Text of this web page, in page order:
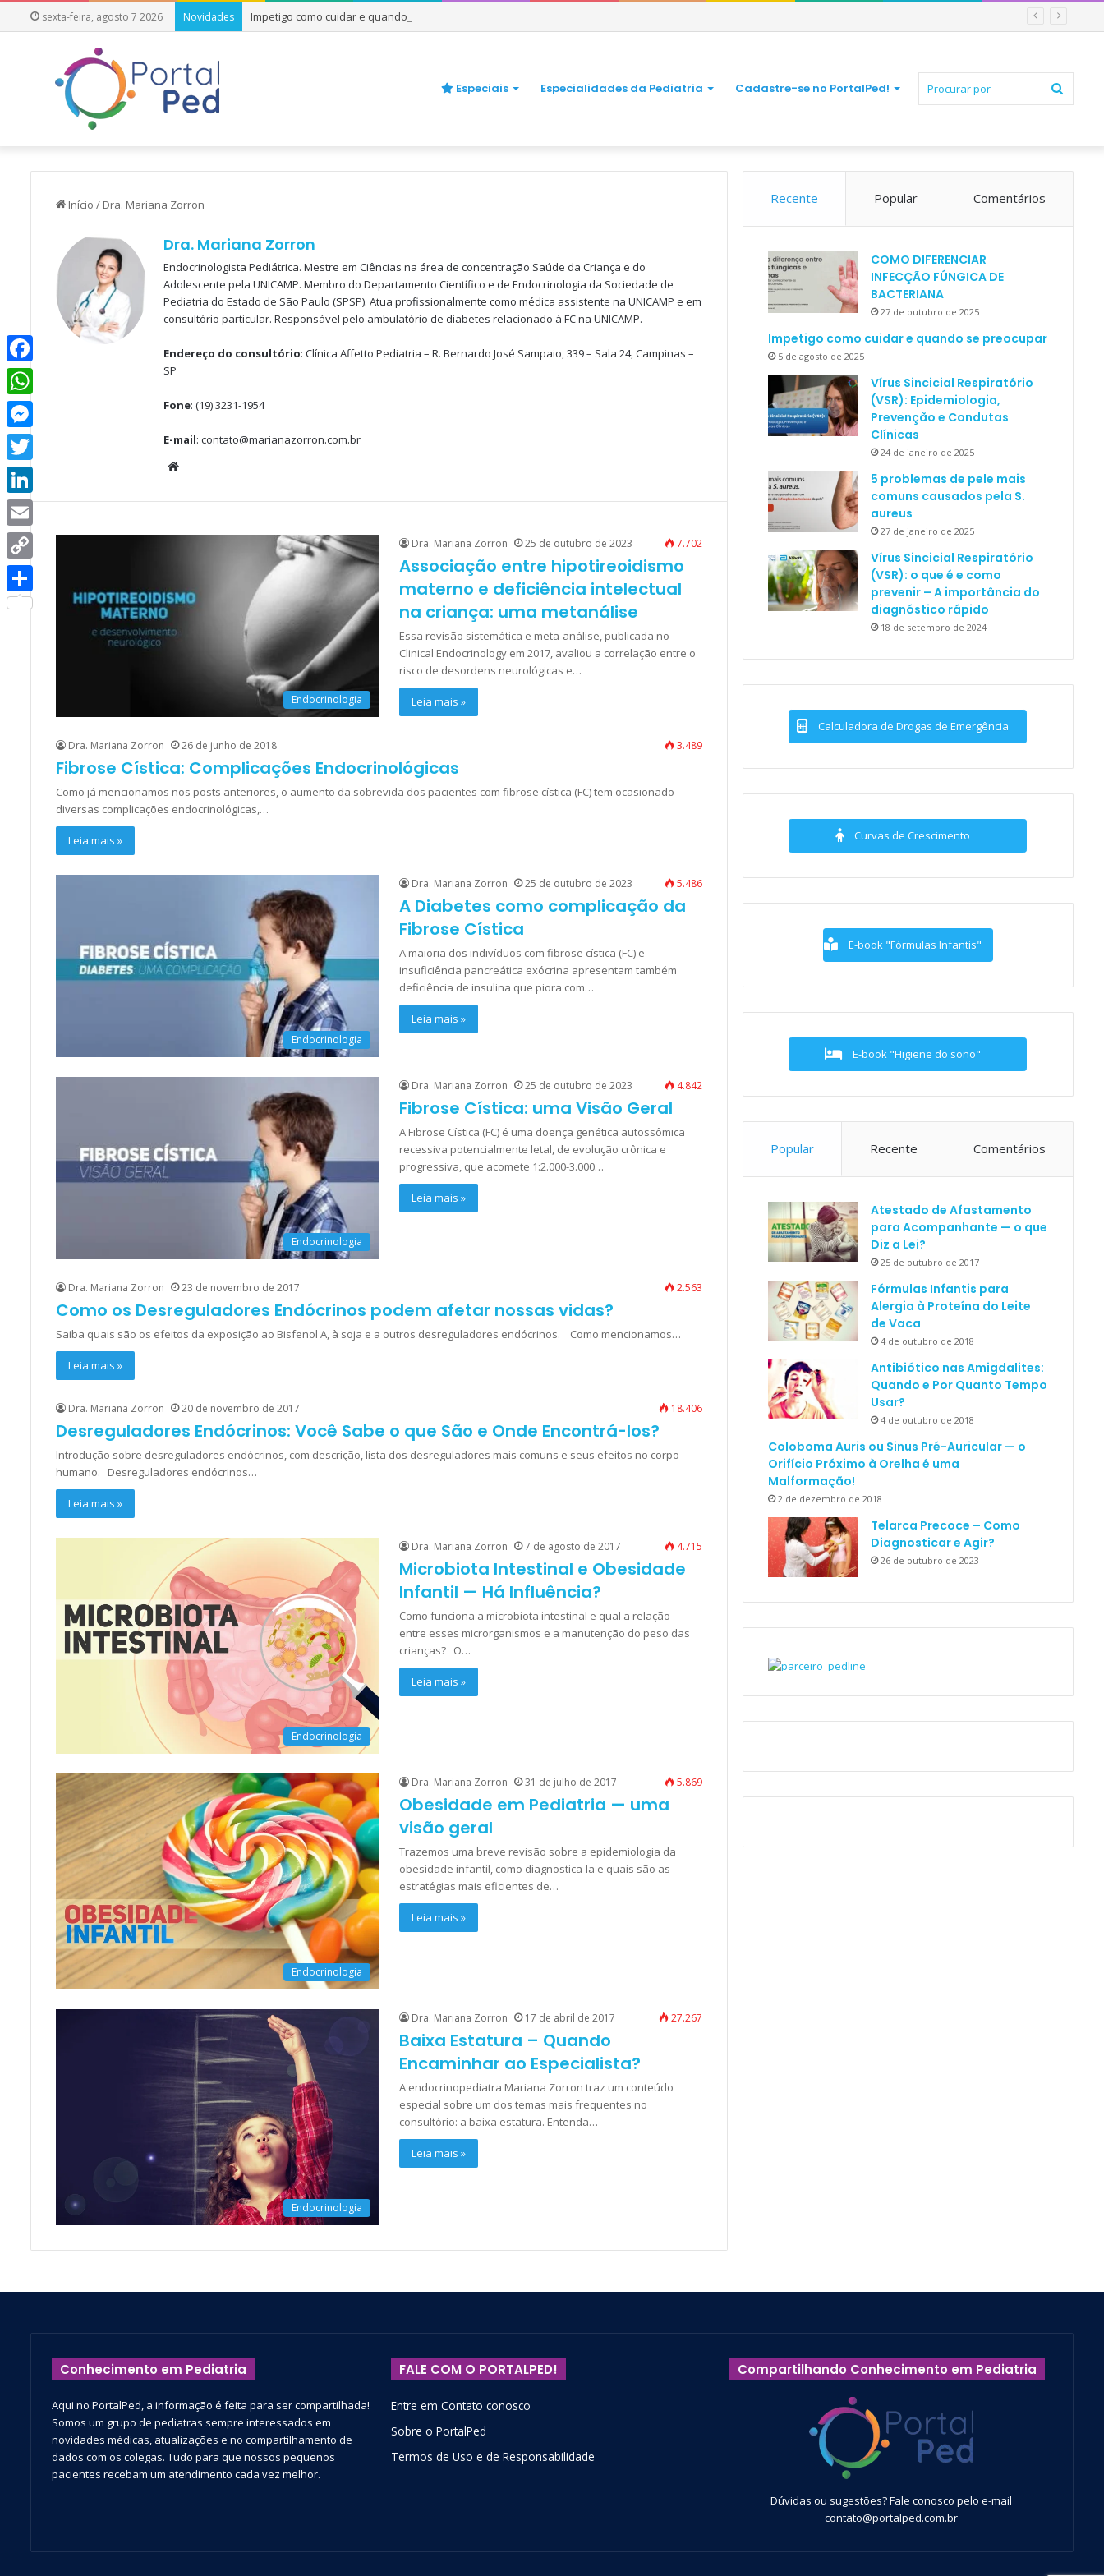
sexta-feira, agosto 7 2026 Novidades Impetigo como cuidar e quando se preocupar
Especiais Especialidades da Pediatria Cadastre-se no PortalPed!
Início / Dra. Mariana Zorron
Dra. Mariana Zorron
Endocrinologista Pediátrica. Mestre em Ciências na área de concentração Saúde da Criança e do
Adolescente pela UNICAMP. Membro do Departamento Científico e de Endocrinologia da Sociedade de
Pediatria do Estado de São Paulo (SPSP). Atua profissionalmente como médica assistente na UNICAMP e em
consultório particular. Responsável pelo ambulatório de diabetes relacionado à FC na UNICAMP.
Endereço do consultório: Clínica Affetto Pediatria – R. Bernardo José Sampaio, 339 – Sala 24, Campinas –
SP
Fone: (19) 3231-1954
E-mail: contato@marianazorron.com.br
Website
Endocrinologia
Dra. Mariana Zorron 25 de outubro de 2023 7.702
Associação entre hipotireoidismo
materno e deficiência intelectual
na criança: uma metanálise
Essa revisão sistemática e meta-análise, publicada no
Clinical Endocrinology em 2017, avaliou a correlação entre o
risco de desordens neurológicas e…
Leia mais »
Dra. Mariana Zorron 26 de junho de 2018 3.489
Fibrose Cística: Complicações Endocrinológicas
Como já mencionamos nos posts anteriores, o aumento da sobrevida dos pacientes com fibrose cística (FC) tem ocasionado
diversas complicações endocrinológicas,…
Leia mais »
Endocrinologia
Dra. Mariana Zorron 25 de outubro de 2023 5.486
A Diabetes como complicação da
Fibrose Cística
A maioria dos indivíduos com fibrose cística (FC) e
insuficiência pancreática exócrina apresentam também
deficiência de insulina que piora com…
Leia mais »
Endocrinologia
Dra. Mariana Zorron 25 de outubro de 2023 4.842
Fibrose Cística: uma Visão Geral
A Fibrose Cística (FC) é uma doença genética autossômica
recessiva potencialmente letal, de evolução crônica e
progressiva, que acomete 1:2.000-3.000…
Leia mais »
Dra. Mariana Zorron 23 de novembro de 2017 2.563
Como os Desreguladores Endócrinos podem afetar nossas vidas?
Saiba quais são os efeitos da exposição ao Bisfenol A, à soja e a outros desreguladores endócrinos. Como mencionamos…
Leia mais »
Dra. Mariana Zorron 20 de novembro de 2017 18.406
Desreguladores Endócrinos: Você Sabe o que São e Onde Encontrá-los?
Introdução sobre desreguladores endócrinos, com descrição, lista dos desreguladores mais comuns e seus efeitos no corpo
humano. Desreguladores endócrinos…
Leia mais »
Endocrinologia
Dra. Mariana Zorron 7 de agosto de 2017 4.715
Microbiota Intestinal e Obesidade
Infantil — Há Influência?
Como funciona a microbiota intestinal e qual a relação
entre esses microrganismos e a manutenção do peso das
crianças? O…
Leia mais »
Endocrinologia
Dra. Mariana Zorron 31 de julho de 2017 5.869
Obesidade em Pediatria — uma
visão geral
Trazemos uma breve revisão sobre a epidemiologia da
obesidade infantil, como diagnostica-la e quais são as
estratégias mais eficientes de…
Leia mais »
Endocrinologia
Dra. Mariana Zorron 17 de abril de 2017 27.267
Baixa Estatura – Quando
Encaminhar ao Especialista?
A endocrinopediatra Mariana Zorron traz um conteúdo
especial sobre um dos temas mais frequentes no
consultório: a baixa estatura. Entenda…
Leia mais »
Recente Popular Comentários
COMO DIFERENCIAR
INFECÇÃO FÚNGICA DE
BACTERIANA
27 de outubro de 2025
Impetigo como cuidar e quando se preocupar
5 de agosto de 2025
Vírus Sincicial Respiratório
(VSR): Epidemiologia,
Prevenção e Condutas
Clínicas
24 de janeiro de 2025
5 problemas de pele mais
comuns causados pela S.
aureus
27 de janeiro de 2025
Vírus Sincicial Respiratório
(VSR): o que é e como
prevenir – A importância do
diagnóstico rápido
18 de setembro de 2024
Calculadora de Drogas de Emergência
Curvas de Crescimento
E-book "Fórmulas Infantis"
E-book "Higiene do sono"
Popular Recente Comentários
Atestado de Afastamento
para Acompanhante — o que
Diz a Lei?
25 de outubro de 2017
Fórmulas Infantis para
Alergia à Proteína do Leite
de Vaca
4 de outubro de 2018
Antibiótico nas Amigdalites:
Quando e Por Quanto Tempo
Usar?
4 de outubro de 2018
Coloboma Auris ou Sinus Pré-Auricular — o
Orifício Próximo à Orelha é uma
Malformação!
2 de dezembro de 2018
Telarca Precoce – Como
Diagnosticar e Agir?
26 de outubro de 2023
Conhecimento em Pediatria
Aqui no PortalPed, a informação é feita para ser compartilhada!
Somos um grupo de pediatras sempre interessados em
novidades médicas, atualizações e no compartilhamento de
dados com os colegas. Tudo para que nossos pequenos
pacientes recebam um atendimento cada vez melhor.
FALE COM O PORTALPED!
Entre em Contato conosco
Sobre o PortalPed
Termos de Uso e de Responsabilidade
Compartilhando Conhecimento em Pediatria
Dúvidas ou sugestões? Fale conosco pelo e-mail
contato@portalped.com.br
Facebook
WhatsApp
Messenger
Twitter
LinkedIn
Email
Copy
Link
Share